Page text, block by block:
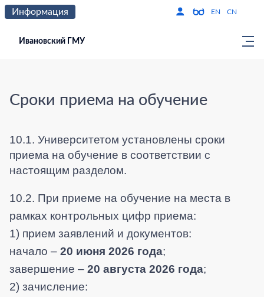
Информация Версия для
EN CN
Ивановский ГМУ
Сроки приема на обучение
10.1. Университетом установлены сроки
приема на обучение в соответствии с
настоящим разделом.
10.2. При приеме на обучение на места в
рамках контрольных цифр приема:
1) прием заявлений и документов:
начало – 20 июня 2026 года;
завершение – 20 августа 2026 года;
2) зачисление: